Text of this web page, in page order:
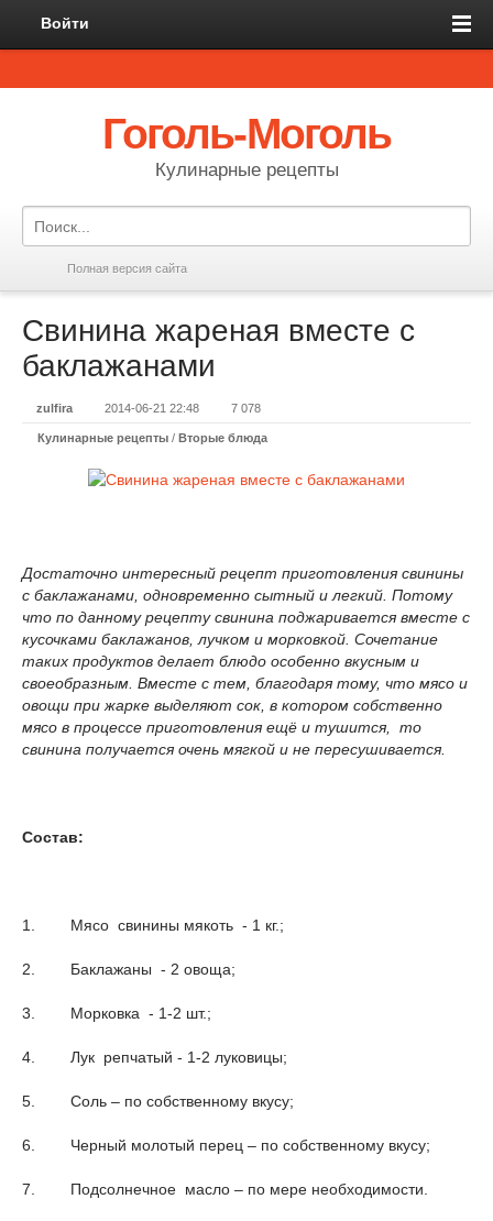
Войти
Гоголь-Моголь
Кулинарные рецепты
Полная версия сайта
Свинина жареная вместе с
баклажанами
zulfira 2014-06-21 22:48 7 078
Кулинарные рецепты / Вторые блюда
Достаточно интересный рецепт приготовления свинины
с баклажанами, одновременно сытный и легкий. Потому
что по данному рецепту свинина поджаривается вместе с
кусочками баклажанов, лучком и морковкой. Сочетание
таких продуктов делает блюдо особенно вкусным и
своеобразным. Вместе с тем, благодаря тому, что мясо и
овощи при жарке выделяют сок, в котором собственно
мясо в процессе приготовления ещё и тушится, то
свинина получается очень мягкой и не пересушивается.
Состав:
1. Мясо свинины мякоть - 1 кг.;
2. Баклажаны - 2 овоща;
3. Морковка - 1-2 шт.;
4. Лук репчатый - 1-2 луковицы;
5. Соль – по собственному вкусу;
6. Черный молотый перец – по собственному вкусу;
7. Подсолнечное масло – по мере необходимости.